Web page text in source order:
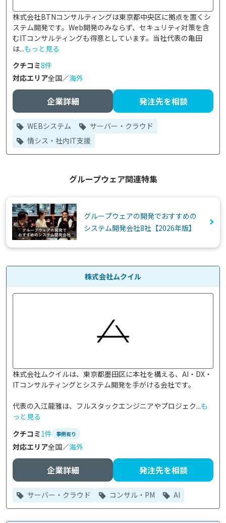
株式会社BTNコンサルティングは東京都中央区に拠点を置くシ
ステム開発です。Web開発のみならず、セキュリティ対策を含
むITコンサルティングも得意としています。当社代表の亀田
は...もっと見る
クチコミ8件
対応エリア全国／海外
企業詳細 発注先を相談
WEBシステム
サーバー・クラウド
情シス・社内IT支援
グループウェア関連特集
グループウェアの開発でおすすめの
システム開発会社8社【2026年版】
株式会社ムクイル
株式会社ムクイルは、東京都墨田区に本社を構える、AI・DX・
ITコンサルティングとシステム開発を手がける会社です。
代表の入江龍雅は、フルスタックエンジニアやプロジェク...も
っと見る
クチコミ1件 事例有り
対応エリア全国／海外
企業詳細 発注先を相談
サーバー・クラウド コンサル・PM AI